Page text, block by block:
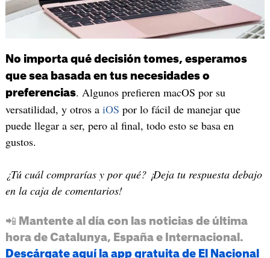
No importa qué decisión tomes, esperamos
que sea basada en tus necesidades o
preferencias. Algunos prefieren macOS por su
versatilidad, y otros a iOS por lo fácil de manejar que
puede llegar a ser, pero al final, todo esto se basa en
gustos.
¿Tú cuál comprarías y por qué? ¡Deja tu respuesta debajo
en la caja de comentarios!
📲 Mantente al día con las noticias de última
hora de Catalunya, España e Internacional.
Descárgate aquí la app gratuita de El Nacional